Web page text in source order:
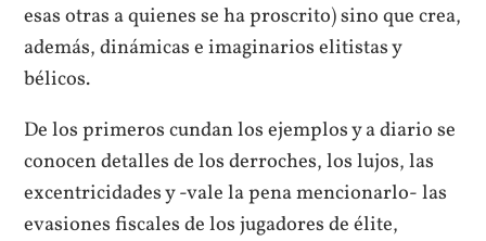
esas otras a quienes se ha proscrito) sino que crea,
además, dinámicas e imaginarios elitistas y
bélicos.
De los primeros cundan los ejemplos y a diario se
conocen detalles de los derroches, los lujos, las
excentricidades y -vale la pena mencionarlo- las
evasiones fiscales de los jugadores de élite,